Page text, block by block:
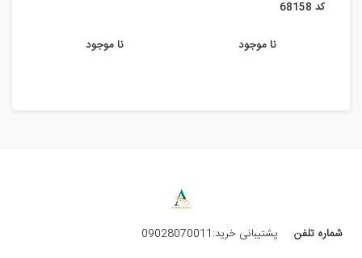
کد 68158
نا موجود نا موجود
شماره تلفن
پشتیبانی خرید:09028070011